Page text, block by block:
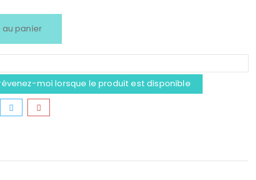
panier
moi lorsque le produit est disponible